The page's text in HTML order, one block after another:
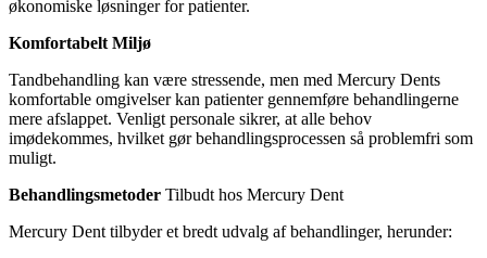
økonomiske løsninger for patienter.
Komfortabelt Miljø
Tandbehandling kan være stressende, men med Mercury Dents
komfortable omgivelser kan patienter gennemføre behandlingerne
mere afslappet. Venligt personale sikrer, at alle behov
imødekommes, hvilket gør behandlingsprocessen så problemfri som
muligt.
Behandlingsmetoder Tilbudt hos Mercury Dent
Mercury Dent tilbyder et bredt udvalg af behandlinger, herunder: